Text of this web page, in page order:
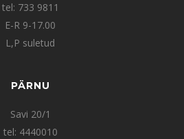
tel: 733 9811
E-R 9-17.00
L,P suletud
PÄRNU
Savi 20/1
tel: 4440010